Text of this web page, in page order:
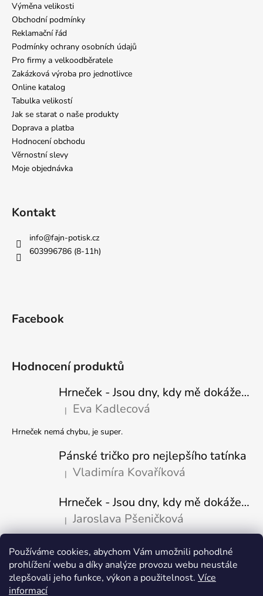
Používáme cookies, abychom Vám umožnili pohodlné
prohlížení webu a díky analýze provozu webu neustále
zlepšovali jeho funkce, výkon a použitelnost. Více
informací
Výměna velikosti
Obchodní podmínky
Reklamační řád
Podmínky ochrany osobních údajů
Pro firmy a velkoodběratele
Zakázková výroba pro jednotlivce
Online katalog
Tabulka velikostí
Jak se starat o naše produkty
Doprava a platba
Hodnocení obchodu
Věrnostní slevy
Moje objednávka
Kontakt
info@fajn-potisk.cz
603996786 (8-11h)
Facebook
Hodnocení produktů
Hrneček - Jsou dny, kdy mě dokáže nasrat i vzduch - Sova
Hodnocení produktu je 5 z 5 hvězdiček.
| Eva Kadlecová
Hrneček nemá chybu, je super.
Pánské tričko pro nejlepšího tatínka
Hodnocení produktu je 5 z 5 hvězdiček.
| Vladimíra Kovaříková
Hrneček - Jsou dny, kdy mě dokáže nasrat i vzduch-naštvaný pejsek
Hodnocení produktu je 5 z 5 hvězdiček.
| Jaroslava Pšeničková
Přijímáme online platby